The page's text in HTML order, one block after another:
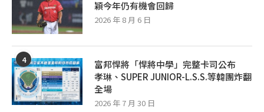
穎今年仍有機會回歸
2026 年 8 月 6 日
4
富邦悍將「悍將中學」完整卡司公布
孝琳、SUPER JUNIOR-L.S.S.等韓團炸翻
全場
2026 年 7 月 30 日